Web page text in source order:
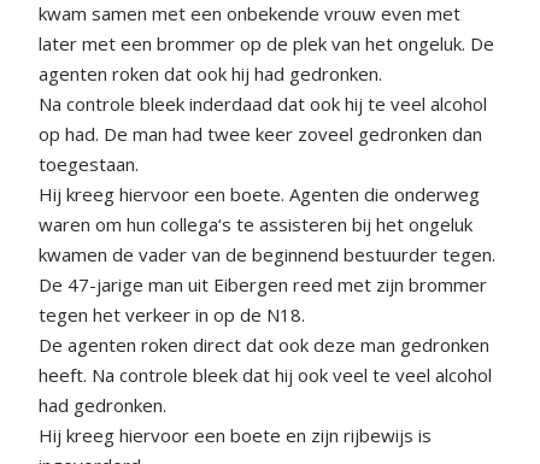
kwam samen met een onbekende vrouw even met
later met een brommer op de plek van het ongeluk. De
agenten roken dat ook hij had gedronken.
Na controle bleek inderdaad dat ook hij te veel alcohol
op had. De man had twee keer zoveel gedronken dan
toegestaan.
Hij kreeg hiervoor een boete. Agenten die onderweg
waren om hun collega‘s te assisteren bij het ongeluk
kwamen de vader van de beginnend bestuurder tegen.
De 47-jarige man uit Eibergen reed met zijn brommer
tegen het verkeer in op de N18.
De agenten roken direct dat ook deze man gedronken
heeft. Na controle bleek dat hij ook veel te veel alcohol
had gedronken.
Hij kreeg hiervoor een boete en zijn rijbewijs is